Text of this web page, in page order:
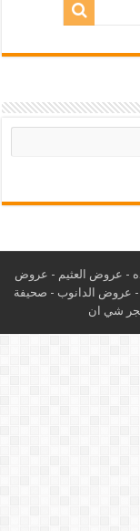
- عروض العثيم - عروض
- عروض الدانوب - صحيفة
شي ان